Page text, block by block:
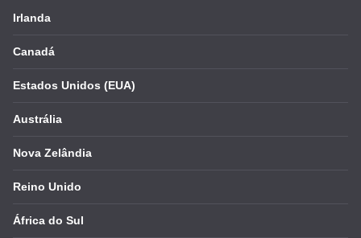
Irlanda
Canadá
Estados Unidos (EUA)
Austrália
Nova Zelândia
Reino Unido
África do Sul